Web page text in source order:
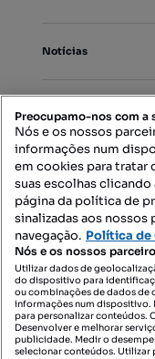
Notícias
Mapa do Site
Contacte-nos
Preocupamo-nos com a
Nós e os nossos
informações num
em cookies para tratar
suas escolhas
página da política de
sinalizadas aos nossos
navegação. Política de
Nós e os nossos
Utilizar dados de
do dispositivo para
ou combinações de dados de
informações num dispositivo.
para personalizar conteúdos.
Desenvolver e melhorar
publicidade. Medir o
selecionar conteúdos. Utilizar